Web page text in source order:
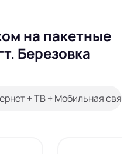
на пакетные
Березовка
+ ТВ + Мобильная связь